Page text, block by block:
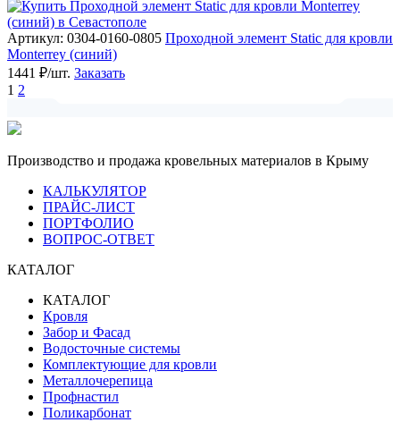
Артикул: 0304-0160-0805 Проходной элемент Static для кровли
Monterrey (синий)
1441 ₽/шт. Заказать
1 2
Производство и продажа кровельных материалов в Крыму
КАЛЬКУЛЯТОР
ПРАЙС-ЛИСТ
ПОРТФОЛИО
ВОПРОС-ОТВЕТ
КАТАЛОГ
КАТАЛОГ
Кровля
Забор и Фасад
Водосточные системы
Комплектующие для кровли
Металлочерепица
Профнастил
Поликарбонат